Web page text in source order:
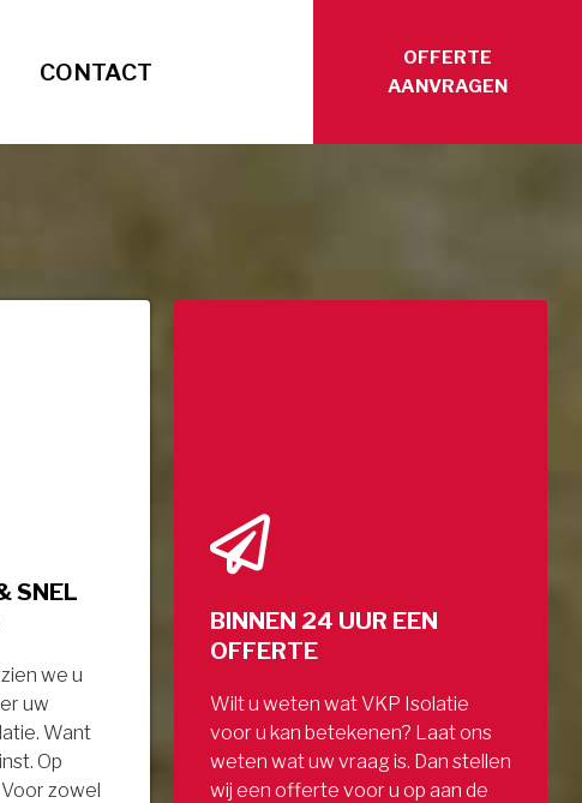
CONTACT
OFFERTE
AANVRAGEN
SNEL
we u
uw
Want
Op
zowel
BINNEN 24 UUR EEN
OFFERTE
Wilt u weten wat VKP Isolatie
voor u kan betekenen? Laat ons
weten wat uw vraag is. Dan stellen
wij een offerte voor u op aan de